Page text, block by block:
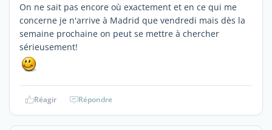
On ne sait pas encore où exactement et en ce qui me
concerne je n'arrive à Madrid que vendredi mais dès la
semaine prochaine on peut se mettre à chercher
sérieusement!
Réagir Répondre